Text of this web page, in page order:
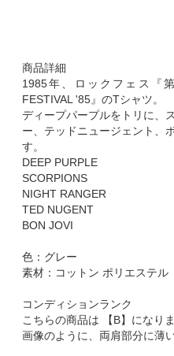
商品詳細
1985年、ロックフェス『
FESTIVAL '85』のTシャツ。
ディープパープルをトリに、
ー、テッドニュージェント、
す。
DEEP PURPLE
SCORPIONS
NIGHT RANGER
TED NUGENT
BON JOVI
色：グレー
素材：コットン ポリエステル
コンディションランク
こちらの商品は 【B】になりま
画像のように、両肩部分に薄